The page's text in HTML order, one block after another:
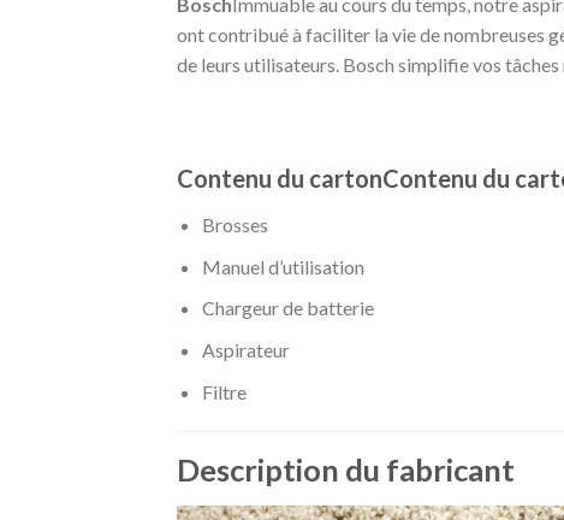
ont contribué à faciliter la vie de nombreuses
de leurs utilisateurs. Bosch simplifie vos
Contenu du cartonContenu du
Brosses
Manuel d’utilisation
Chargeur de batterie
Aspirateur
Filtre
Description du fabricant